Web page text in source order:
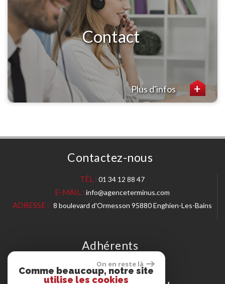
Contact
Plus d'infos
Contactez-nous
TÉL : 01 34 12 88 47
E-MAIL : info@agenceterminus.com
ADRESSE : 8 boulevard d'Ormesson 95880 Enghien-Les-Bains
Adhérents
On en reste là
Comme beaucoup, notre site
utilise les cookies